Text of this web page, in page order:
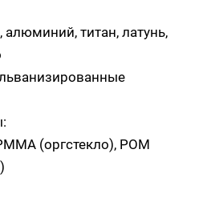
титан, латунь,
(оргстекло), POM